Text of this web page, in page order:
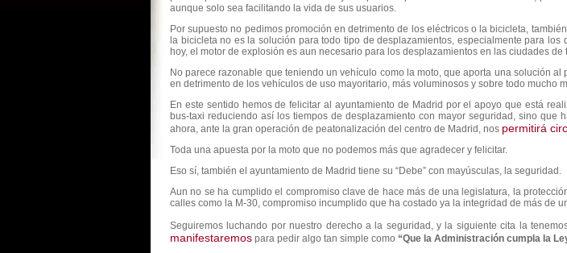
aunque solo sea facilitando la vida de sus usuarios.
Por supuesto no pedimos promoción en detrimento de los eléctricos o la bicicleta,
la bicicleta no es la solución para todo tipo de desplazamientos, especialmente para
hoy, el motor de explosión es aun necesario para los desplazamientos en las ciudades
No parece razonable que teniendo un vehículo como la moto, que aporta una solución
en detrimento de los vehículos de uso mayoritario, más voluminosos y sobre todo mucho
En este sentido hemos de felicitar al ayuntamiento de Madrid por el apoyo que está
bus-taxi reduciendo así los tiempos de desplazamiento con mayor seguridad, sino
ahora, ante la gran operación de peatonalización del centro de Madrid, nos permitirá
Toda una apuesta por la moto que no podemos más que agradecer y felicitar.
Eso sí, también el ayuntamiento de Madrid tiene su “Debe” con mayúsculas, la seguridad.
Aun no se ha cumplido el compromiso clave de hace más de una legislatura, la
calles como la M-30, compromiso incumplido que ha costado ya la integridad de más de
Seguiremos luchando por nuestro derecho a la seguridad, y la siguiente cita la
manifestaremos para pedir algo tan simple como “Que la Administración cumpla la